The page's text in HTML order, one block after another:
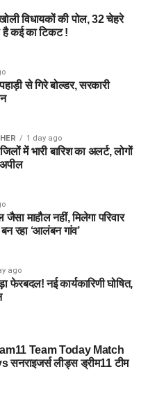
कराई थी। आरोप है कि आरोपी ने
देकर उससे करीब 4.5 लाख रुपये
में लेता था?
के सामने अपनी पहचान
रक्षा मंत्रालय तो कभी
भरोसा जीतता था।
से क्या बरामद
वर्दी, बैज, कैप और वॉकी-टॉकी
Match 27: Pitch
Tips
Prediction Match 27:
बीच दो घरों में चोरी का
लाख कैश बरामद
हाईवे पर टला बड़ा
विधायकों की पोल, 32 चेहरे
कई का टिकट !
से गिरे बोल्डर, सरकारी
1 day ago
में भारी बारिश का अलर्ट, लोगों
माहौल नहीं, मिलेगा परिवार
रहा ‘आलंबन गांव’
ago
फेरबदल! नई कार्यकारिणी घोषित,
Team Today Match
सनराइजर्स लीड्स ड्रीम11 टीम